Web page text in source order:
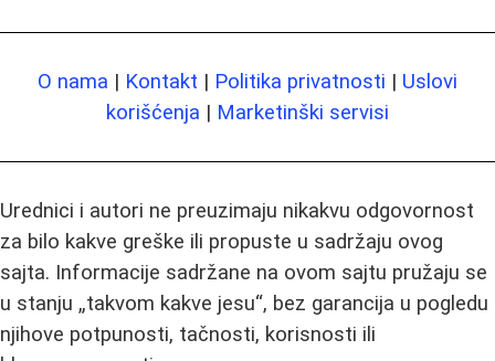
O nama | Kontakt | Politika privatnosti | Uslovi
korišćenja | Marketinški servisi
Urednici i autori ne preuzimaju nikakvu odgovornost
za bilo kakve greške ili propuste u sadržaju ovog
sajta. Informacije sadržane na ovom sajtu pružaju se
u stanju „takvom kakve jesu“, bez garancija u pogledu
njihove potpunosti, tačnosti, korisnosti ili